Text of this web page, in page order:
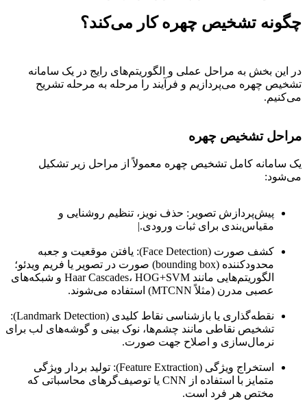
چگونه تشخیص چهره کار می‌کند؟
در این بخش به مراحل عملی و الگوریتم‌های رایج در یک سامانه
تشخیص چهره می‌پردازیم و فرآیند را مرحله به مرحله تشریح
می‌کنیم.
مراحل تشخیص چهره
یک سامانه کامل تشخیص چهره معمولاً از مراحل زیر تشکیل
می‌شود:
پیش‌پردازش تصویر: حذف نویز، تنظیم روشنایی و
مقیاس‌بندی برای ثبات ورودی.|
کشف صورت (Face Detection): یافتن موقعیت و جعبه
محدودکننده (bounding box) صورت در تصویر یا فریم ویدئو؛
الگوریتم‌هایی مانند Haar Cascades، HOG+SVM و شبکه‌های
عصبی مدرن (مثلاً MTCNN) استفاده می‌شوند.
نقطه‌گذاری یا بازشناسی نقاط کلیدی (Landmark Detection):
تشخیص نقاطی مانند چشم‌ها، نوک بینی و گوشه‌های لب برای
نرمال‌سازی و اصلاح جهت صورت.
استخراج ویژگی (Feature Extraction): تولید بردار ویژگی
متمایز با استفاده از CNN یا توصیف‌گرهای محاسباتی که
مختص هر فرد است.